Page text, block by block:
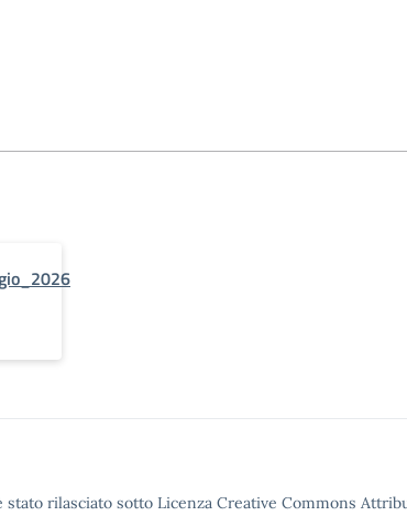
rilasciato sotto Licenza Creative Commons